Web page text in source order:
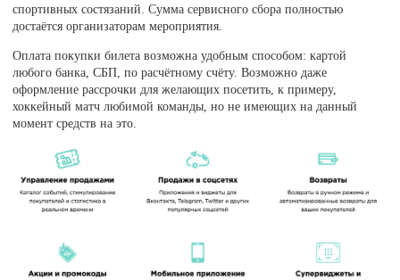
спортивных состязаний. Сумма сервисного сбора полностью
достаётся организаторам мероприятия.
Оплата покупки билета возможна удобным способом: картой
любого банка, СБП, по расчётному счёту. Возможно даже
оформление рассрочки для желающих посетить, к примеру,
хоккейный матч любимой команды, но не имеющих на данный
момент средств на это.